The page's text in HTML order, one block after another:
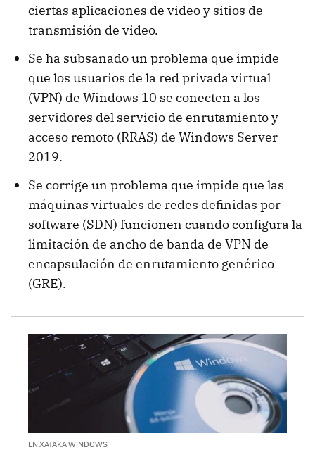
ciertas aplicaciones de video y sitios de
transmisión de video.
Se ha subsanado un problema que impide
que los usuarios de la red privada virtual
(VPN) de Windows 10 se conecten a los
servidores del servicio de enrutamiento y
acceso remoto (RRAS) de Windows Server
2019.
Se corrige un problema que impide que las
máquinas virtuales de redes definidas por
software (SDN) funcionen cuando configura la
limitación de ancho de banda de VPN de
encapsulación de enrutamiento genérico
(GRE).
EN XATAKA WINDOWS